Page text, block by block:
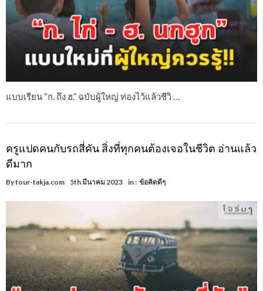
แบบเรียน “ก. ถึง ฮ.” ฉบับผู้ใหญ่ ท่องไว้แล้วชีวิ …
ครูแปดคนกับรถสี่คัน สิ่งที่ทุกคนต้องเจอในชีวิต อ่านแล้ว
ดีมาก
Bytour-takja.com 5th มีนาคม 2023 in : ข้อคิดดีๆ